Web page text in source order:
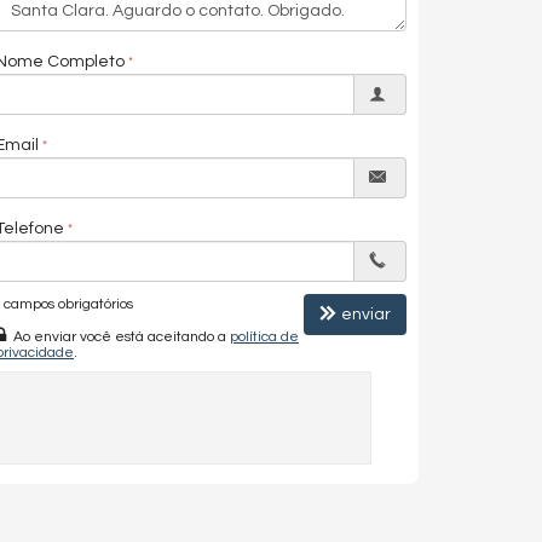
Completo
campos obrigatórios
Ao enviar você está aceitando a política de
enviar